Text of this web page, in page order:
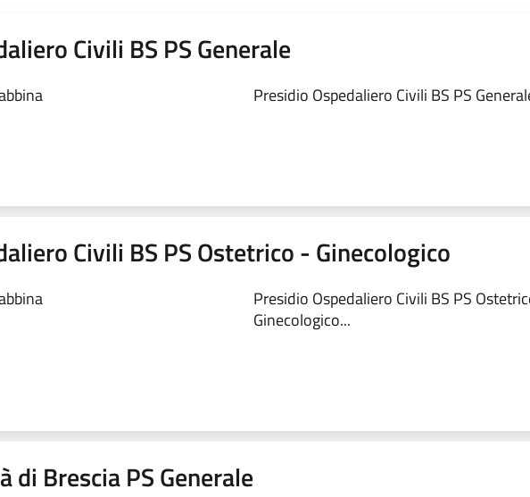
Civili BS PS Generale
Presidio Ospedaliero Civili BS PS
Civili BS PS Ostetrico - Ginecologico
Presidio Ospedaliero Civili BS PS
Ginecologico...
di Brescia PS Generale